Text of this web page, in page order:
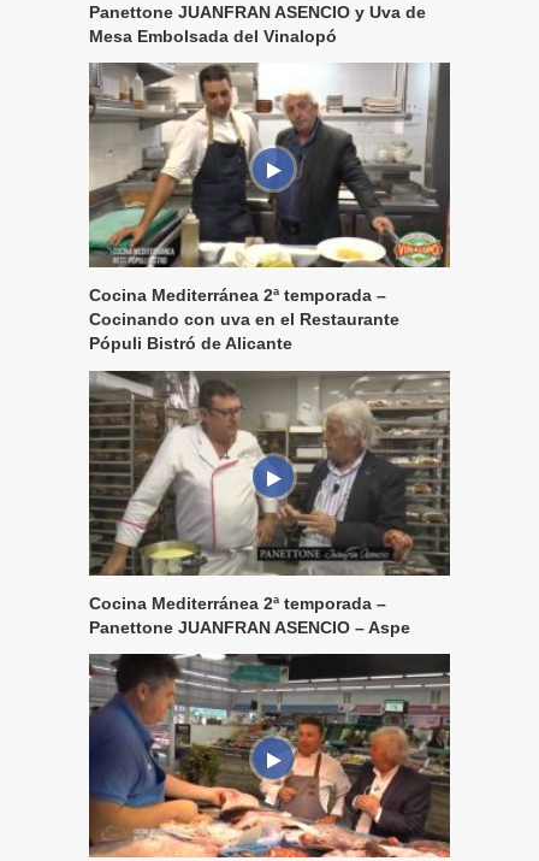
Panettone JUANFRAN ASENCIO y Uva de
Mesa Embolsada del Vinalopó
Cocina Mediterránea 2ª temporada –
Cocinando con uva en el Restaurante
Pópuli Bistró de Alicante
Cocina Mediterránea 2ª temporada –
Panettone JUANFRAN ASENCIO – Aspe